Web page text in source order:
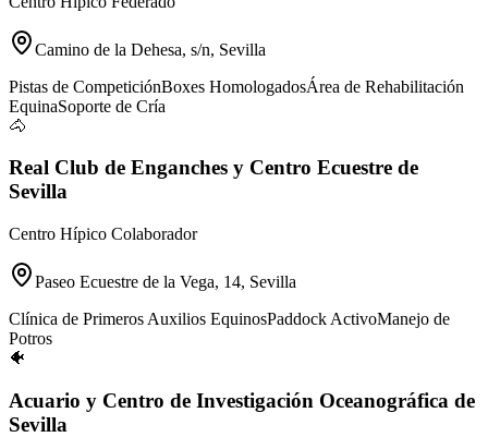
Camino de la Dehesa, s/n, Sevilla
Pistas de CompeticiónBoxes HomologadosÁrea de Rehabilitación
EquinaSoporte de Cría
🐴
Real Club de Enganches y Centro Ecuestre de
Sevilla
Centro Hípico Colaborador
Paseo Ecuestre de la Vega, 14, Sevilla
Clínica de Primeros Auxilios EquinosPaddock ActivoManejo de
Potros
🐠
Acuario y Centro de Investigación Oceanográfica de
Sevilla